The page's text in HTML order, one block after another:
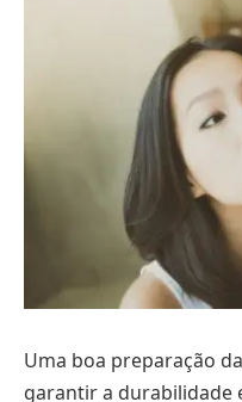
Uma boa preparação
garantir a durabilidade